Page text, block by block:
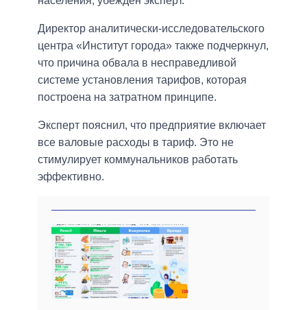
Директор аналитически-исследовательского
центра «Институт города» также подчеркнул,
что причина обвала в несправедливой
системе установления тарифов, которая
построена на затратном принципе.
Эксперт пояснил, что предприятие включает
все валовые расходы в тариф. Это не
стимулирует коммунальников работать
эффективно.